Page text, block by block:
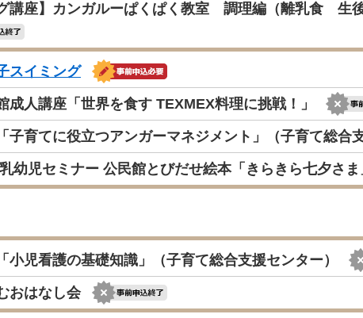
グ講座】カンガルーぱくぱく教室 調理編（離乳食 生
スイミング
成人講座「世界を食す TEXMEX料理に挑戦！」
子育てに役立つアンガーマネジメント」（子育て総合
幼児セミナー 公民館とびだせ絵本「きらきら七夕さま
小児看護の基礎知識」（子育て総合支援センター）
おはなし会